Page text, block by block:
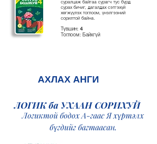
суралцаж байгаа сурагч тус бүрд
сурах бичиг, дагалдах сэтгэхүй
хөгжүүлэх тоглоом, үнэлгээний
сорилтой байна.
Түвшин: 4
Тоглоом: Байхгүй
АХЛАХ АНГИ
ЛОГИК ба УХААН СОРИХУЙ
Логиктой бодох А-гаас Я хүртэлх
бүгдийг багтаасан.